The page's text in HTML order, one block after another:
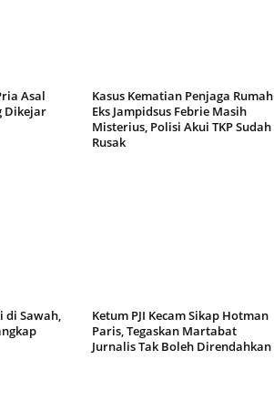
Asal
Dikejar
Kasus Kematian Penjaga Rumah
Eks Jampidsus Febrie Masih
Misterius, Polisi Akui TKP Sudah
Rusak
di Sawah,
Ketum PJI Kecam Sikap Hotman
Paris, Tegaskan Martabat
Jurnalis Tak Boleh Direndahkan